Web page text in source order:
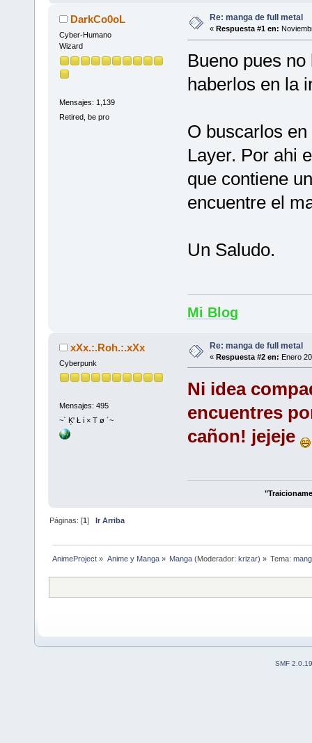
DarkCo0oL
Cyber-Humano
Wizard
Mensajes: 1,139
Retired, be pro
Re: manga de full metal
« Respuesta #1 en:
Bueno pues
haberlos en la
O buscarlos
Layer. Por ahi
que contiene
encuentre el
Un Saludo.
Mi Blog
xXx.:.Roh.:.xXx
Cyberpunk
Mensajes: 495
~` Ķ' Ł ί × Τ ø ´~
Re: manga de full metal
« Respuesta #2 en: Enero
Ni idea
encuentres
cañon! jejeje
Páginas: [1]Ir Arriba
AnimeProject » Anime y Manga» Manga(Moderador: krizar) » Tema:
SMF 2.0.19